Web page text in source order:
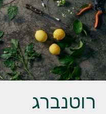
רוטנברג